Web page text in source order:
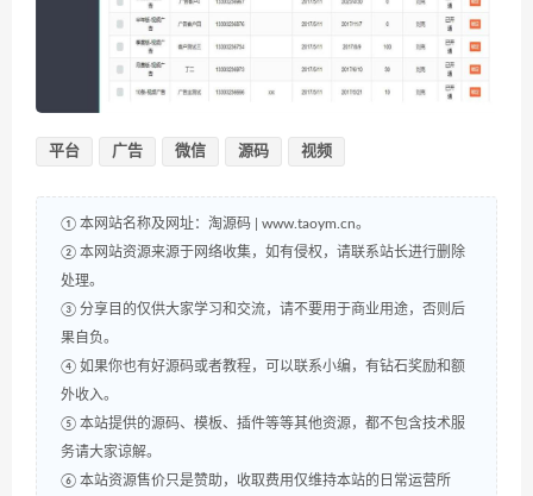
平台 广告 微信 源码 视频
① 本网站名称及网址：淘源码 | www.taoym.cn。
② 本网站资源来源于网络收集，如有侵权，请联系站长进行删除
处理。
③ 分享目的仅供大家学习和交流，请不要用于商业用途，否则后
果自负。
④ 如果你也有好源码或者教程，可以联系小编，有钻石奖励和额
外收入。
⑤ 本站提供的源码、模板、插件等等其他资源，都不包含技术服
务请大家谅解。
⑥ 本站资源售价只是赞助，收取费用仅维持本站的日常运营所